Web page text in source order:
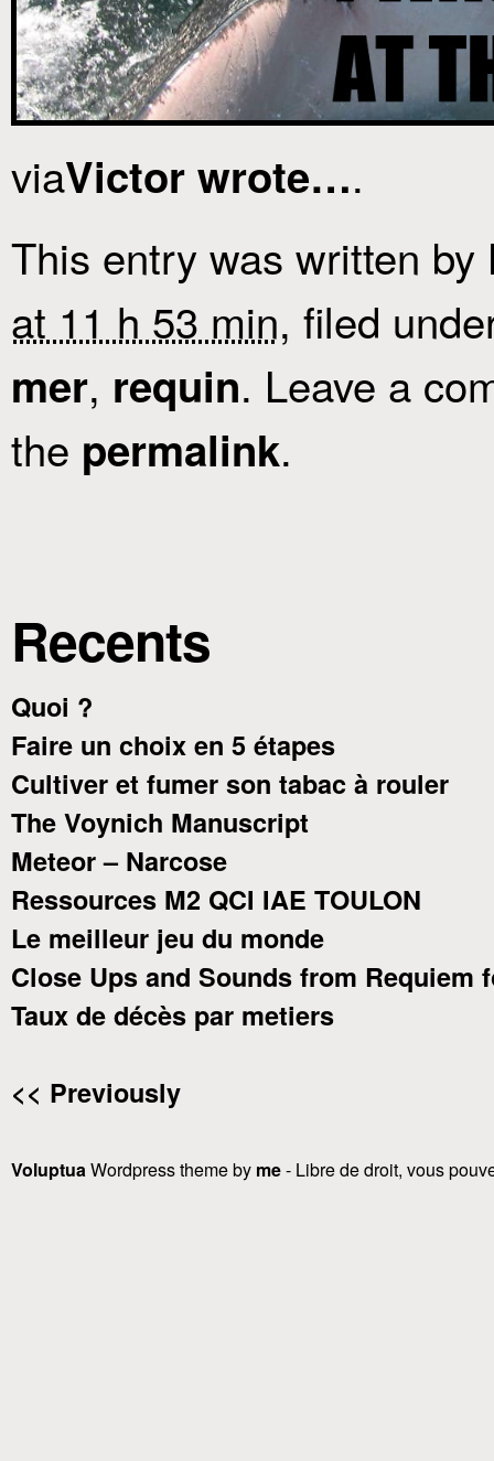
viaVictor wrote….
This entry was written by
at 11 h 53 min, filed
mer, requin. Leave a
the permalink.
Recents
Quoi ?
Faire un choix en 5 étapes
Cultiver et fumer son tabac à rouler
The Voynich Manuscript
Meteor – Narcose
Ressources M2 QCI IAE TOULON
Le meilleur jeu du monde
Close Ups and Sounds from Requiem
Taux de décès par metiers
<< Previously
VoluptuaWordpress theme by me- Libre de droit, vous